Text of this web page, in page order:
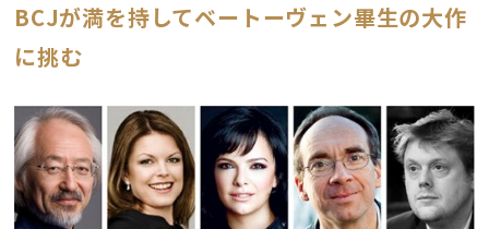
BCJが満を持してベートーヴェン畢生の大作
に挑む